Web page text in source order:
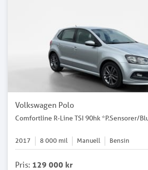
Volkswagen Polo
Comfortline R-Line TSI 90hk *P.Sensorer/
2017 8 000 mil Manuell Bensin
Pris: 129 000 kr